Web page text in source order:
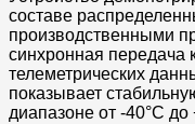
составе
производственными
синхронная передача
телеметрических
показывает
диапазоне от -40°C